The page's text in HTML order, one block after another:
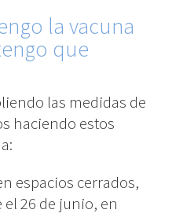
la vacuna
que
las medidas de
haciendo estos
espacios cerrados,
el 26 de junio, en